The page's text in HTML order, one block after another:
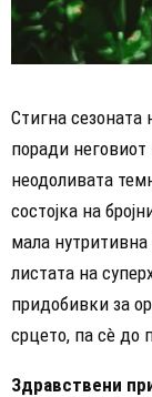
Стигна
поради
неодоливата
состојка на
мала
листата на
придобивки за
срцето, па сè до
Здравствени